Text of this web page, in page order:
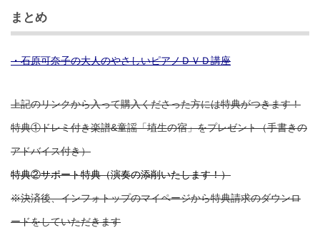
まとめ
・石原可奈子の大人のやさしいピアノＤＶＤ講座
上記のリンクから入って購入くださった方には特典がつきます！
特典①ドレミ付き楽譜&童謡「埴生の宿」をプレゼント（手書きの
アドバイス付き）
特典②サポート特典（演奏の添削いたします！）
※決済後、インフォトップのマイページから特典請求のダウンロ
ードをしていただきます